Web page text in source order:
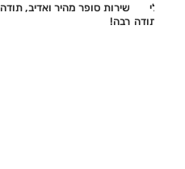
שירות סופר מהיר ואדיב, תודה
רבה!
לי
תודה